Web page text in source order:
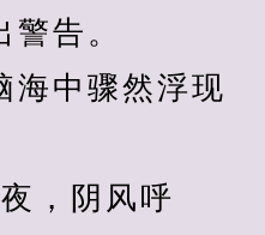
告。
中骤然浮现
，阴风呼